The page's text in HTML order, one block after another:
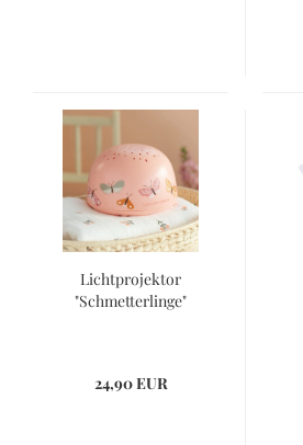
Lichtprojektor
"Schmetterlinge"
24,90 EUR